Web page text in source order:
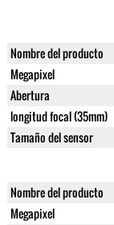
Nombre del producto
Megapixel
Abertura
longitud focal (35mm)
Tamaño del sensor
Nombre del producto
Megapixel